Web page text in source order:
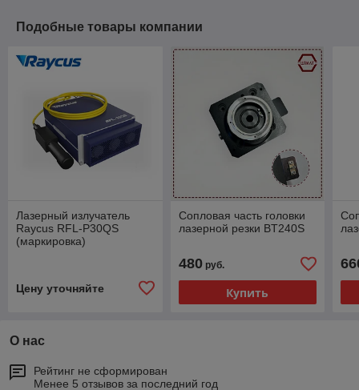
Подобные товары компании
Лазерный излучатель
Raycus RFL-P30QS
(маркировка)
Цену уточняйте
Сопловая часть головки
лазерной резки BT240S
480руб.
Купить
О нас
Рейтинг не сформирован
Менее 5 отзывов за последний год